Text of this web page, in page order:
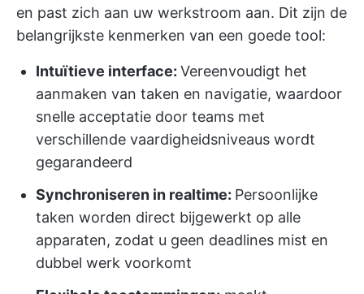
en past zich aan uw werkstroom aan. Dit zijn de
belangrijkste kenmerken van een goede tool:
Intuïtieve interface: Vereenvoudigt het
aanmaken van taken en navigatie, waardoor
snelle acceptatie door teams met
verschillende vaardigheidsniveaus wordt
gegarandeerd
Synchroniseren in realtime: Persoonlijke
taken worden direct bijgewerkt op alle
apparaten, zodat u geen deadlines mist en
dubbel werk voorkomt